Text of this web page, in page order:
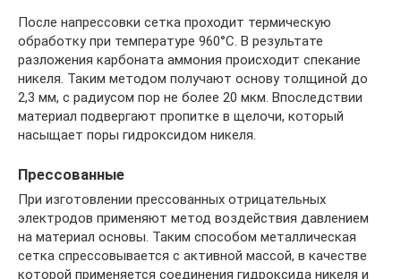
После напрессовки сетка проходит термическую
обработку при температуре 960°С. В результате
разложения карбоната аммония происходит спекание
никеля. Таким методом получают основу толщиной до
2,3 мм, с радиусом пор не более 20 мкм. Впоследствии
материал подвергают пропитке в щелочи, который
насыщает поры гидроксидом никеля.
Прессованные
При изготовлении прессованных отрицательных
электродов применяют метод воздействия давлением
на материал основы. Таким способом металлическая
сетка спрессовывается с активной массой, в качестве
которой применяется соединения гидроксида никеля и